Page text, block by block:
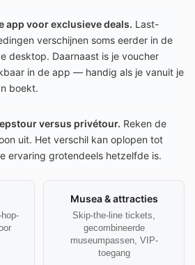
app voor exclusieve deals. Last-
verschijnen soms eerder in de
desktop. Daarnaast is je voucher
in de app — handig als je vanuit je
boekt.
versus privétour. Reken de
uit. Het verschil kan oplopen tot
ervaring grotendeels hetzelfde is.
Musea & attracties
Skip-the-line tickets,
gecombineerde
museumpassen, VIP-
toegang